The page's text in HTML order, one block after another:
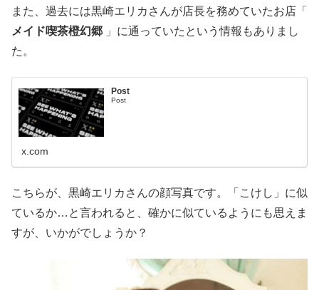
また、過去には黒崎エリカさんが店長を務めていたお店「
メイド喫茶橙幻郷 」に通っていたという情報もありまし
た。
Post
Post
x.com
こちらが、黒崎エリカさんの顔写真です。「こけし」に似
ているか…と言われると、確かに似ているようにも思えま
すが、いかがでしょうか？